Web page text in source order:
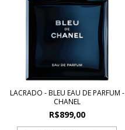
LACRADO - BLEU EAU DE PARFUM -
CHANEL
R$899,00